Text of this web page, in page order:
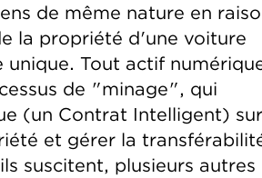
de même nature en
la propriété d'une voiture
Tout actif
de "minage", qui
(un Contrat Intelligent)
et gérer la
suscitent, plusieurs autres